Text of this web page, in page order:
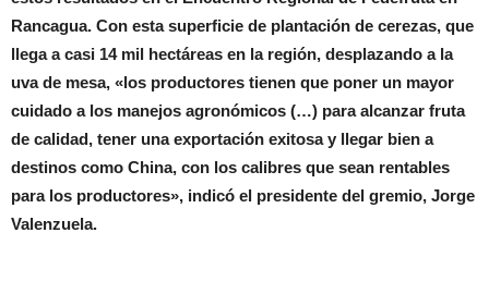
Rancagua. Con esta superficie de plantación de cerezas, que
llega a casi 14 mil hectáreas en la región, desplazando a la
uva de mesa, «los productores tienen que poner un mayor
cuidado a los manejos agronómicos (…) para alcanzar fruta
de calidad, tener una exportación exitosa y llegar bien a
destinos como China, con los calibres que sean rentables
para los productores», indicó el presidente del gremio, Jorge
Valenzuela.